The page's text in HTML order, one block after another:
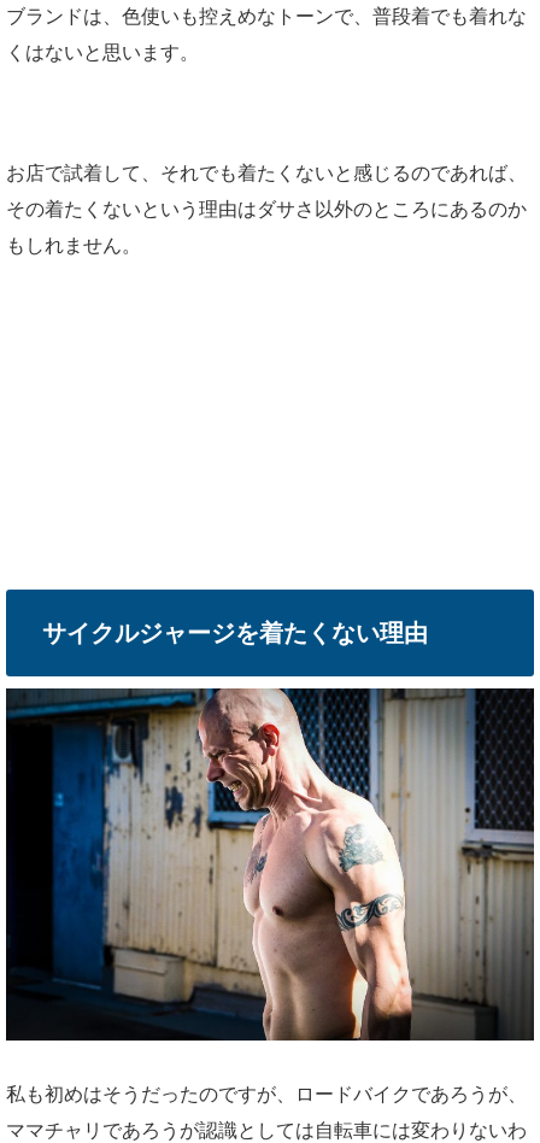
ブランドは、色使いも控えめなトーンで、普段着でも着れな
くはないと思います。
お店で試着して、それでも着たくないと感じるのであれば、
その着たくないという理由はダサさ以外のところにあるのか
もしれません。
サイクルジャージを着たくない理由
私も初めはそうだったのですが、ロードバイクであろうが、
ママチャリであろうが認識としては自転車には変わりないわ